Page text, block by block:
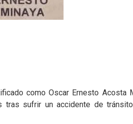
como Oscar Ernesto Acosta
sufrir un accidente de